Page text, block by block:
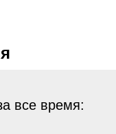
все время: